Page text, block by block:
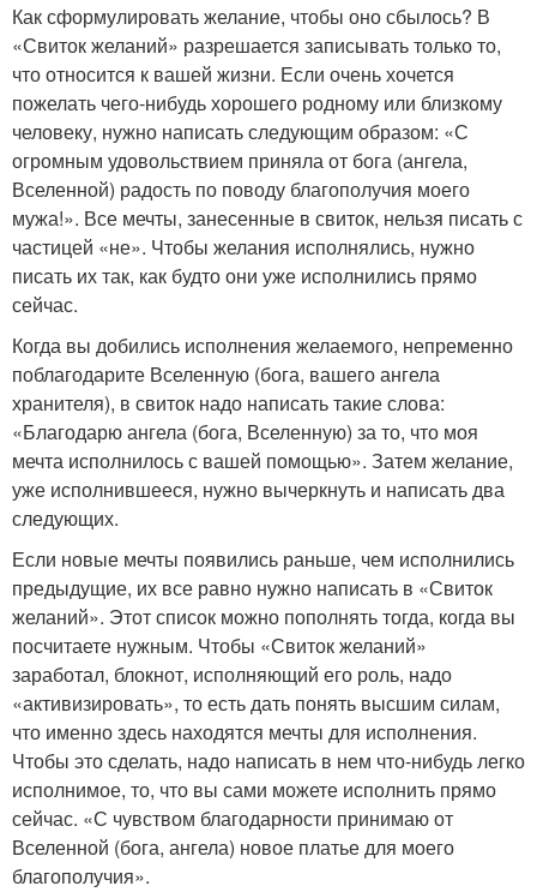
Как сформулировать желание, чтобы оно сбылось? В
«Свиток желаний» разрешается записывать только то,
что относится к вашей жизни. Если очень хочется
пожелать чего-нибудь хорошего родному или близкому
человеку, нужно написать следующим образом: «С
огромным удовольствием приняла от бога (ангела,
Вселенной) радость по поводу благополучия моего
мужа!». Все мечты, занесенные в свиток, нельзя писать с
частицей «не». Чтобы желания исполнялись, нужно
писать их так, как будто они уже исполнились прямо
сейчас.
Когда вы добились исполнения желаемого, непременно
поблагодарите Вселенную (бога, вашего ангела
хранителя), в свиток надо написать такие слова:
«Благодарю ангела (бога, Вселенную) за то, что моя
мечта исполнилось с вашей помощью». Затем желание,
уже исполнившееся, нужно вычеркнуть и написать два
следующих.
Если новые мечты появились раньше, чем исполнились
предыдущие, их все равно нужно написать в «Свиток
желаний». Этот список можно пополнять тогда, когда вы
посчитаете нужным. Чтобы «Свиток желаний»
заработал, блокнот, исполняющий его роль, надо
«активизировать», то есть дать понять высшим силам,
что именно здесь находятся мечты для исполнения.
Чтобы это сделать, надо написать в нем что-нибудь легко
исполнимое, то, что вы сами можете исполнить прямо
сейчас. «С чувством благодарности принимаю от
Вселенной (бога, ангела) новое платье для моего
благополучия».